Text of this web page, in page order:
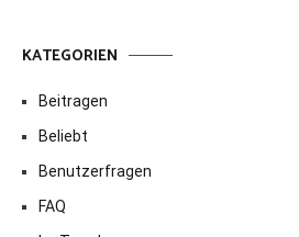
KATEGORIEN
Beitragen
Beliebt
Benutzerfragen
FAQ